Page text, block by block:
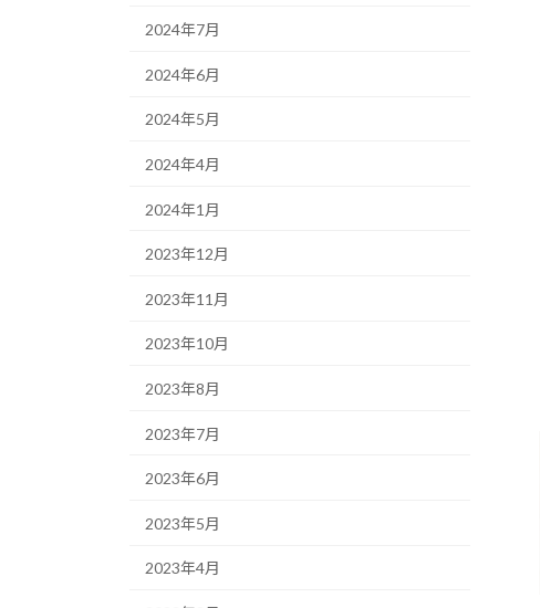
2024年7月
2024年6月
2024年5月
2024年4月
2024年1月
2023年12月
2023年11月
2023年10月
2023年8月
2023年7月
2023年6月
2023年5月
2023年4月